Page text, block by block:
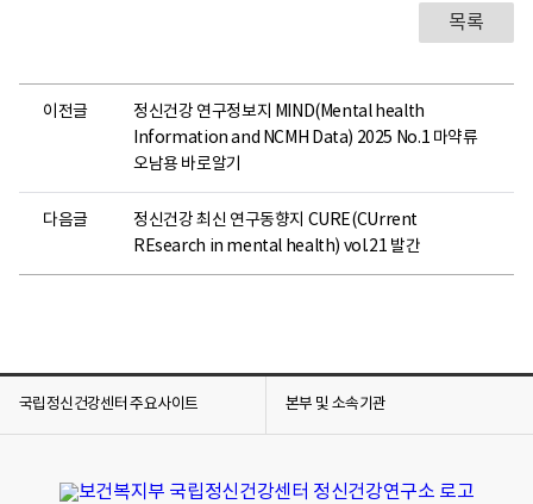
목록
이전글
정신건강 연구정보지 MIND(Mental health
Information and NCMH Data) 2025 No.1 마약류
오남용 바로알기
다음글
정신건강 최신 연구동향지 CURE(CUrrent
REsearch in mental health) vol.21 발간
국립정신건강센터 주요사이트 본부 및 소속기관